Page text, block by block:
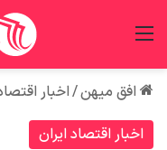
افق میهن/اخبار
اخبار اقتصاد ایران